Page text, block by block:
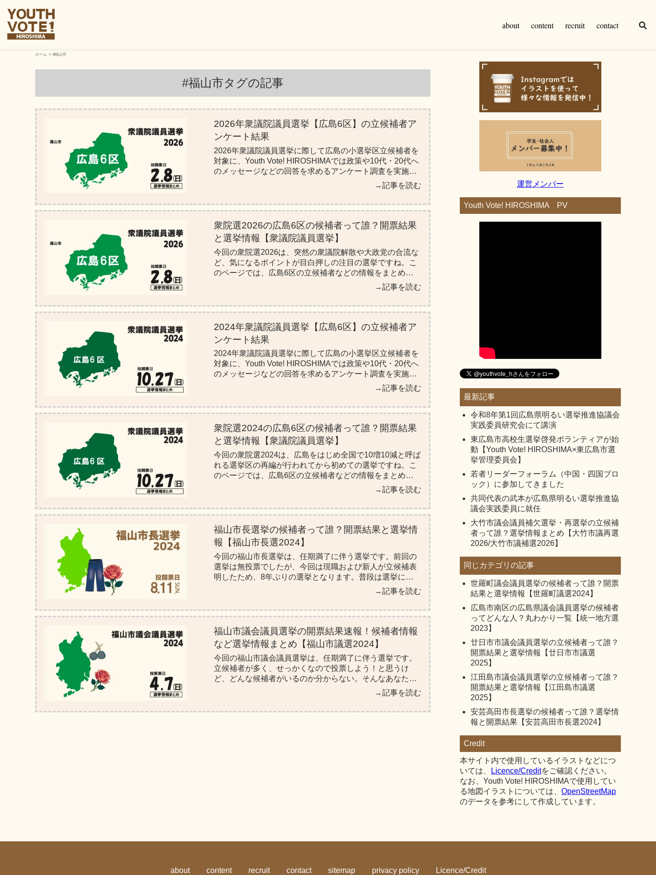
about content recruit contact
ホーム #福山市
#福山市タグの記事
2026年衆議院議員選挙【広島6区】の立候補者ア
ンケート結果
2026年衆議院議員選挙に際して広島の小選挙区立候補者を
対象に、Youth Vote! HIROSHIMAでは政策や10代・20代へ
のメッセージなどの回答を求めるアンケート調査を実施し
ました。このページでは、広島6区の候補者の回答をまと
→記事を読む
衆院選2026の広島6区の候補者って誰？開票結果
と選挙情報【衆議院議員選挙】
今回の衆院選2026は、突然の衆議院解散や大政党の合流な
ど、気になるポイントが目白押しの注目の選挙ですね。こ
のページでは、広島6区の立候補者などの情報をまとめて
いるので、ぜひ投票の参考にしてみてください！→記事を読む
2024年衆議院議員選挙【広島6区】の立候補者ア
ンケート結果
2024年衆議院議員選挙に際して広島の小選挙区立候補者を
対象に、Youth Vote! HIROSHIMAでは政策や10代・20代へ
のメッセージなどの回答を求めるアンケート調査を実施し
ました。このページでは、広島6区の候補者の回答をまと
→記事を読む
衆院選2024の広島6区の候補者って誰？開票結果
と選挙情報【衆議院議員選挙】
今回の衆院選2024は、広島をはじめ全国で10増10減と呼ば
れる選挙区の再編が行われてから初めての選挙ですね。こ
のページでは、広島6区の立候補者などの情報をまとめた
→記事を読む
福山市長選挙の候補者って誰？開票結果と選挙情
報【福山市長選2024】
今回の福山市長選挙は、任期満了に伴う選挙です。前回の
選挙は無投票でしたが、今回は現職および新人が立候補表
明したため、8年ぶりの選挙となります。普段は選挙にい
かないけど今回は興味があるという人も多いのでは？そん
なあなたの為に立候補者の情報をまとめました。ぜひ投票
の参考にしてみてください！
→記事を読む
福山市議会議員選挙の開票結果速報！候補者情報
など選挙情報まとめ【福山市議選2024】
今回の福山市議会議員選挙は、任期満了に伴う選挙です。
立候補者が多く、せっかくなので投票しよう！と思うけ
ど、どんな候補者がいるのか分からない。そんなあなたの
為にSNSなども含めた立候補者の情報をまとめました。ぜ
→記事を読む
運営メンバー
Youth Vote! HIROSHIMA PV
最新記事
令和8年第1回広島県明るい選挙推進協議会
実践委員研究会にて講演
東広島市高校生選挙啓発ボランティアが始
動【Youth Vote! HIROSHIMA×東広島市選
挙管理委員会】
若者リーダーフォーラム（中国・四国ブロ
ック）に参加してきました
共同代表の武本が広島県明るい選挙推進協
議会実践委員に就任
大竹市議会議員補欠選挙・再選挙の立候補
者って誰？選挙情報まとめ【大竹市議再選
2026/大竹市議補選2026】
同じカテゴリの記事
世羅町議会議員選挙の候補者って誰？開票
結果と選挙情報【世羅町議選2024】
広島市南区の広島県議会議員選挙の候補者
ってどんな人？丸わかり一覧【統一地方選
2023】
廿日市市議会議員選挙の立候補者って誰？
開票結果と選挙情報【廿日市市議選
2025】
江田島市議会議員選挙の立候補者って誰？
開票結果と選挙情報【江田島市議選
2025】
安芸高田市長選挙の候補者って誰？選挙情
報と開票結果【安芸高田市長選2024】
Credit
本サイト内で使用しているイラストなどにつ
いては、
Licence/Creditをご確認ください。
なお、Youth Vote! HIROSHIMAで使用してい
る地図イラストについては、 OpenStreetMap
のデータを参考にして作成しています。
about content recruit contact sitemap privacy policy Licence/Credit